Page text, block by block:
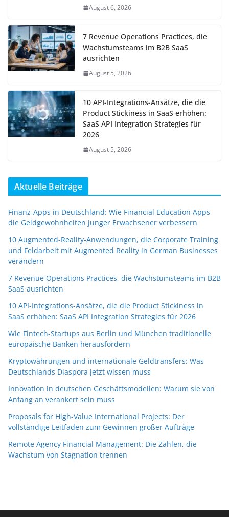
August 6, 2026
7 Revenue Operations Practices, die
Wachstumsteams im B2B SaaS
ausrichten
August 5, 2026
10 API-Integrations-Ansätze, die die
Product Stickiness in SaaS erhöhen:
SaaS API Integration Strategies für
2026
August 5, 2026
Aktuelle Beiträge
Finanz-Apps in Deutschland: Wie Financial Education Apps
die Geldgewohnheiten junger Erwachsener verbessern
10 Augmented-Reality-Anwendungen, die Corporate Training
und Feldarbeit mit Augmented Reality in German Businesses
verändern
7 Revenue Operations Practices, die Wachstumsteams im B2B
SaaS ausrichten
10 API-Integrations-Ansätze, die die Product Stickiness in
SaaS erhöhen: SaaS API Integration Strategies für 2026
Wie Fintech-Startups aus Berlin und München traditionelle
europäische Banken herausfordern
Kryptowährungen und internationale Geldtransfers: Was
Deutschlands Diaspora jetzt wissen muss
Innovation in deutschen Geschäftsmodellen: Warum sie von
Anfang an verankert sein muss
Proposals for High-Value International Projects: Der
vollständige Leitfaden zum Gewinnen großer Aufträge
Remote Agency Financial Management: Die Zahlen, die
Wachstum von Stagnation trennen